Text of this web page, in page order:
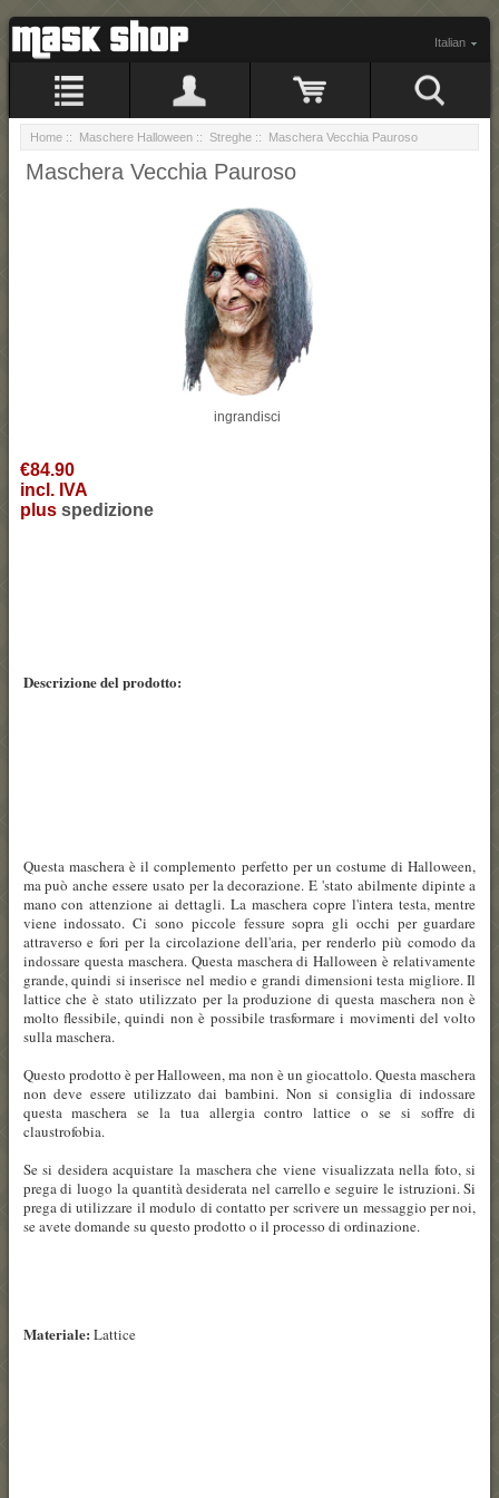
Italian
Home :: Maschere Halloween :: Streghe :: Maschera Vecchia Pauroso
Maschera Vecchia Pauroso
ingrandisci
€84.90
incl. IVA
plus spedizione
Descrizione del prodotto:
Questa maschera è il complemento perfetto per un costume di Halloween,
ma può anche essere usato per la decorazione. E 'stato abilmente dipinte a
mano con attenzione ai dettagli. La maschera copre l'intera testa, mentre
viene indossato. Ci sono piccole fessure sopra gli occhi per guardare
attraverso e fori per la circolazione dell'aria, per renderlo più comodo da
indossare questa maschera. Questa maschera di Halloween è relativamente
grande, quindi si inserisce nel medio e grandi dimensioni testa migliore. Il
lattice che è stato utilizzato per la produzione di questa maschera non è
molto flessibile, quindi non è possibile trasformare i movimenti del volto
sulla maschera.
Questo prodotto è per Halloween, ma non è un giocattolo. Questa maschera
non deve essere utilizzato dai bambini. Non si consiglia di indossare
questa maschera se la tua allergia contro lattice o se si soffre di
claustrofobia.
Se si desidera acquistare la maschera che viene visualizzata nella foto, si
prega di luogo la quantità desiderata nel carrello e seguire le istruzioni. Si
prega di utilizzare il modulo di contatto per scrivere un messaggio per noi,
se avete domande su questo prodotto o il processo di ordinazione.
Materiale: Lattice